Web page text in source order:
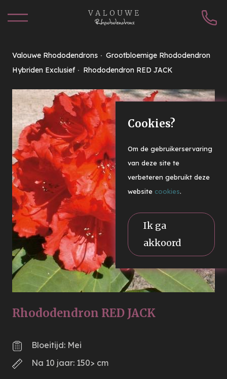
Valouwe Rhododendrons
Grootbloemige Rhododendron
Hybriden Exclusief
Rhododendron RED JACK
Rhododendron RED JACK
Bloeitijd: Mei
Na 10 jaar: 150> cm
Cookies?
Om de gebruikerservaring
van deze site te
verbeteren gebruikt deze
website cookies.
Ik ga
akkoord